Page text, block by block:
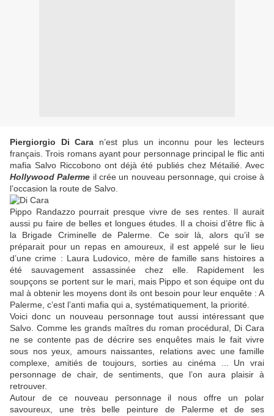
Piergiorgio Di Cara
n’est plus un inconnu pour les lecteurs
français. Trois romans ayant pour personnage principal le flic anti
mafia Salvo Riccobono ont déjà été publiés chez Métailié. Avec
Hollywood Palerme il crée un nouveau personnage, qui croise à
l’occasion la route de Salvo.
Pippo Randazzo pourrait presque vivre de ses rentes. Il aurait
aussi pu faire de belles et longues études. Il a choisi d’être flic à
la Brigade Criminelle de Palerme. Ce soir là, alors qu’il se
préparait pour un repas en amoureux, il est appelé sur le lieu
d’une crime : Laura Ludovico, mère de famille sans histoires a
été sauvagement assassinée chez elle. Rapidement les
soupçons se portent sur le mari, mais Pippo et son équipe ont du
mal à obtenir les moyens dont ils ont besoin pour leur enquête : A
Palerme, c’est l’anti mafia qui a, systématiquement, la priorité.
Voici donc un nouveau personnage tout aussi intéressant que
Salvo. Comme les grands maîtres du roman procédural, Di Cara
ne se contente pas de décrire ses enquêtes mais le fait vivre
sous nos yeux, amours naissantes, relations avec une famille
complexe, amitiés de toujours, sorties au cinéma ... Un vrai
personnage de chair, de sentiments, que l’on aura plaisir à
retrouver.
Autour de ce nouveau personnage il nous offre un polar
savoureux, une très belle peinture de Palerme et de ses